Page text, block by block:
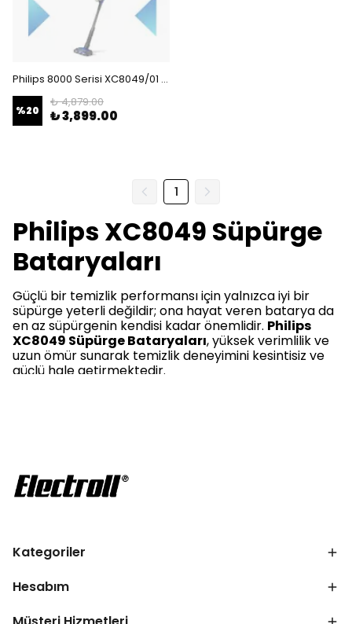
Philips 8000 Serisi XC8049/01 SpeedPro Max Uyumlu Batarya 25.2 V 2600mah Dikey Süpürge Bataryası
%20
₺ 4,879.00
₺ 3,899.00
1
Philips XC8049 Süpürge
Bataryaları
Güçlü bir temizlik performansı için yalnızca iyi bir
süpürge yeterli değildir; ona hayat veren batarya da
en az süpürgenin kendisi kadar önemlidir. Philips
XC8049 Süpürge Bataryaları, yüksek verimlilik ve
uzun ömür sunarak temizlik deneyimini kesintisiz ve
güçlü hale getirmektedir.
performans ve dayanıklılıkla dengeli bir bütçe
sunmaktadır. Batarya segmentinde kaliteyi uygun
modeller, bütçenizi zorlamadan yüksek performanslı
tanımaktadır.
diyerek uzun
olmak mümkündür.
Kategoriler
Hesabım